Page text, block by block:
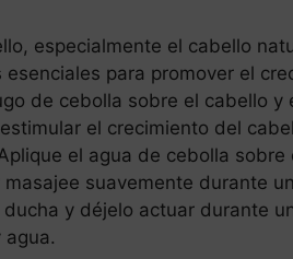
especialmente el cabello
para promover el
de cebolla sobre el cabello y
el crecimiento del
el agua de cebolla sobre
suavemente durante
y déjelo actuar durante